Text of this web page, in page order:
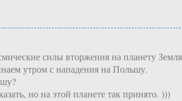
силы вторжения на планету Земля
утром с нападения на Польшу.
но на этой планете так принято. )))